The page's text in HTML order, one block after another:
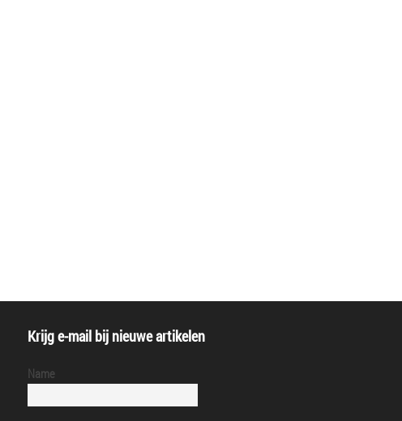
Krijg e-mail bij nieuwe artikelen
Name